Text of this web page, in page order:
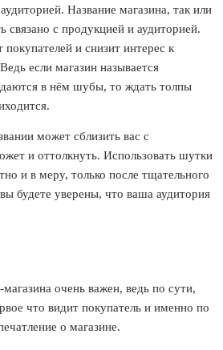
. Название магазина, так или
связано с продукцией и аудиторией.
покупателей и снизит интерес к
если магазин называется
в нём шубы, то ждать толпы
может сблизить вас с
и оттолкнуть. Использовать шутки
и в меру, только после тщательного
будете уверены, что ваша аудитория
очень важен, ведь по сути,
что видит покупатель и именно по
о магазине.